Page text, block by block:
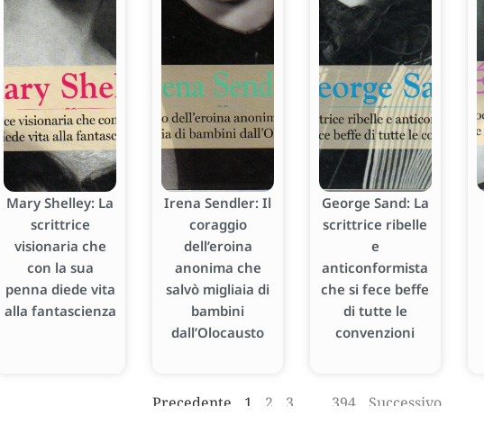
Mary Shelley: La
scrittrice
visionaria che
con la sua
penna diede vita
alla fantascienza
Irena Sendler: Il
coraggio
dell’eroina
anonima che
salvò migliaia di
bambini
dall’Olocausto
George Sand: La
scrittrice ribelle
e
anticonformista
che si fece beffe
di tutte le
convenzioni
Precedente 1 2 3 394 Successivo